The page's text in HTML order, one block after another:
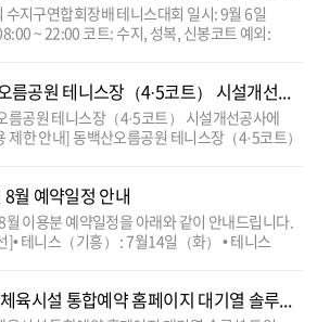
수지구연합회장배 테니스대회 일시: 9월 6일
~ 22:00 코트: 수지, 성복, 신봉코트 예외:
는 현장 발권
동백산오름공원 테니스장（4·5코트） 시설개선공사에 따른 이용 제한 안내
름공원 테니스장（4·5코트） 시설개선공사에
제한 안내] 동백산오름공원 테니스장（4·5코트）
용에 참고하시기 바랍니다. ○ 공사대상:
공원 테니스장 4·5코트 ○ 공사기간: 2026. 8. 1.
월 중순 준공 예정 ○ 이용안내: 공사기간 중
약 및 이용이 제한됩니다. ※ 공사일정은 현장
안전과 더욱 쾌적한 시설 제공을 위한 공사이오니
부탁드립니다.
월 예약일정 안내
이용분 예약일정을 아래와 같이 안내드립니다.
]• 테니스（기흥） : 7월14일（화） • 테니스
월21일（화） ~ 8월31일（월）
용인시 체육시설 통합예약 홈페이지 대기열 솔루션 도입 안내